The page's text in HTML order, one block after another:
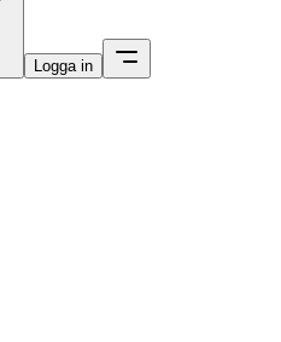
Logga in